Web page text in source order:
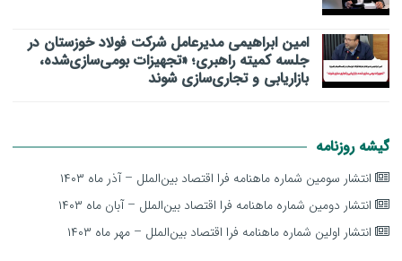
امین ابراهیمی مدیرعامل شرکت فولاد خوزستان در
جلسه کمیته راهبری؛ «تجهیزات بومی‌سازی‌شده،
بازاریابی و تجاری‌سازی شوند
گیشه روزنامه
انتشار سومین شماره ماهنامه فرا اقتصاد بین‌الملل – آذر ماه ۱۴۰۳
انتشار دومین شماره ماهنامه فرا اقتصاد بین‌الملل – آبان ماه ۱۴۰۳
انتشار اولین شماره ماهنامه فرا اقتصاد بین‌الملل – مهر ماه ۱۴۰۳